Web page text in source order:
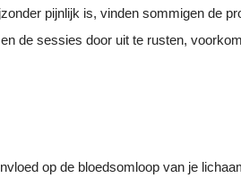
pijnlijk is, vinden sommigen de
de sessies door uit te rusten,
op de bloedsomloop van je